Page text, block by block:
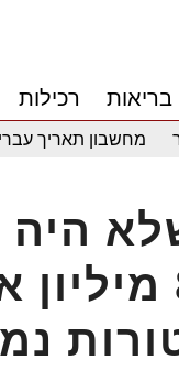
בריאות רכילות
מחשבון תאריך עברי
חוזר: 80